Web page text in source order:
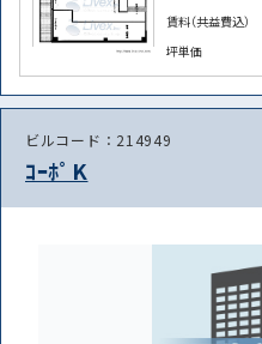
賃料（共益費込）
坪単価
ビルコード：214949
ｺｰﾎﾟK